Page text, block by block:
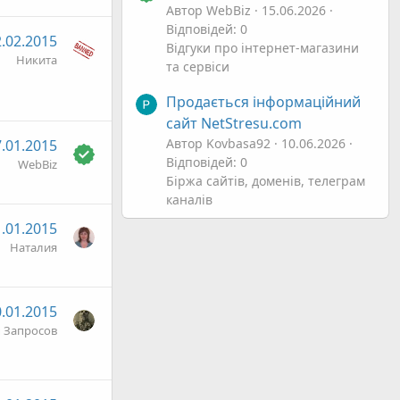
Никита
WebBiz
Наталия
Автор WebBiz
15.06.2026
Відповідей: 0
Відгуки про інтернет-магазини
та сервіси
Продається інформаційний
сайт NetStresu.com
Автор Kovbasa92
10.06.2026
Відповідей: 0
Біржа сайтів, доменів, телеграм
каналів